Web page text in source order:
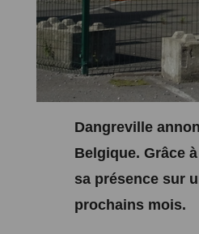
Dangreville
Belgique. Grâce
sa présence sur
prochains mois.